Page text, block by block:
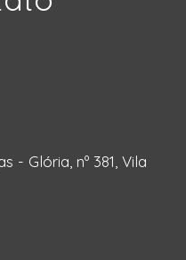
- Glória, nº 381, Vila